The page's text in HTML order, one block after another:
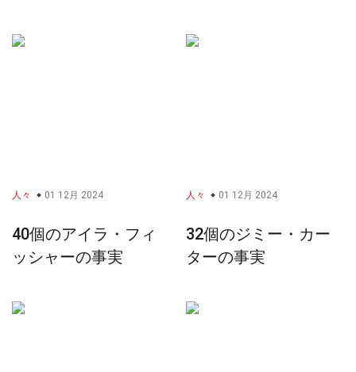
人々 01 12月 2024
40個のアイラ・フィ
ッシャーの事実
人々 01 12月 2024
32個のジミー・カー
ターの事実